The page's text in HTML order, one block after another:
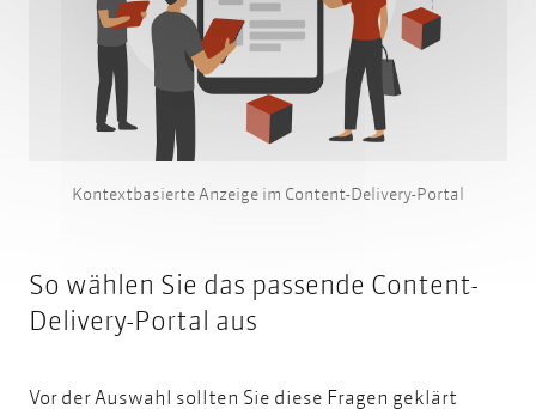
Kontextbasierte Anzeige im Content-Delivery-Portal
So wählen Sie das passende Content-
Delivery-Portal aus
Vor der Auswahl sollten Sie diese Fragen geklärt